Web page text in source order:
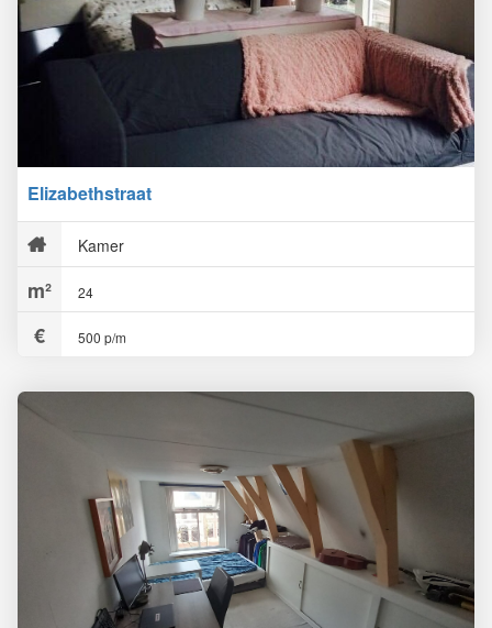
Elizabethstraat
Kamer
24
500 p/m